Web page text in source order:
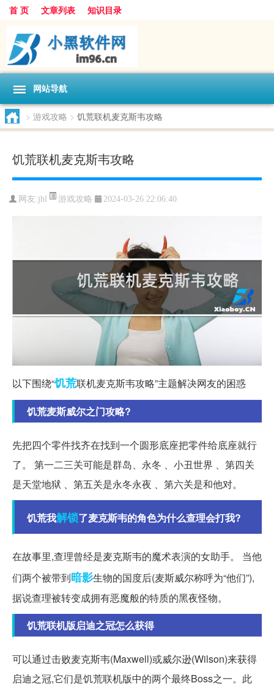
首 页 文章列表 知识目录
网站导航
> 游戏攻略 > 饥荒联机麦克斯韦攻略
饥荒联机麦克斯韦攻略
网友:jhl 游戏攻略 2024-03-26 22:06:40
以下围绕“饥荒联机麦克斯韦攻略”主题解决网友的困惑
饥荒麦斯威尔之门攻略?
先把四个零件找齐在找到一个圆形底座把零件给底座就行
了。 第一二三关可能是群岛、永冬 、小丑世界 、第四关
是天堂地狱 、第五关是永冬永夜 、第六关是和他对。
饥荒我解锁了麦克斯韦的角色为什么查理会打我?
在故事里,查理曾经是麦克斯韦的魔术表演的女助手。 当他
们两个被带到暗影生物的国度后(麦斯威尔称呼为“他们”),
据说查理被转变成拥有恶魔般的特质的黑夜怪物。
饥荒联机版启迪之冠怎么获得
可以通过击败麦克斯韦(Maxwell)或威尔逊(Wilson)来获得
启迪之冠,它们是饥荒联机版中的两个最终Boss之一。此